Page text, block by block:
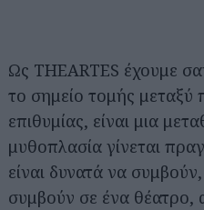
Ως THEARTES έχουμε
το σημείο τομής μεταξύ
επιθυμίας, είναι μια
μυθοπλασία γίνεται
είναι δυνατά να
συμβούν σε ένα θέατρο,